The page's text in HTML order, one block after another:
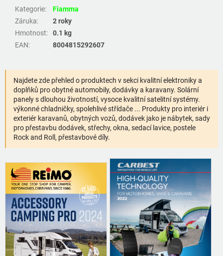
Kategorie:
Fiamma
Záruka:
2 roky
Hmotnost:
0.1 kg
EAN: 8004815292607
Najdete zde přehled o produktech v sekci kvalitní elektroniky a
doplňků pro obytné automobily, dodávky a karavany. Solární
panely s dlouhou životností, vysoce kvalitní satelitní systémy.
výkonné chladničky, spolehlivé střídače ... Produkty pro interiér i
exteriér karavanů, obytných vozů, dodávek jako je nábytek, sady
pro přestavbu dodávek, střechy, okna, sedací lavice, postele
Rock and Roll, přestavbové díly.